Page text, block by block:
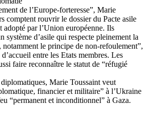
de l’Europe-forteresse”, Marie
comptent rouvrir le dossier du Pacte asile
adopté par l’Union européenne. Ils
système d’asile qui respecte pleinement la
le principe de non-refoulement”,
entre les Etats membres. Les
faire reconnaître le statut de “réfugié
Marie Toussaint veut
financier et militaire” à l’Ukraine
“permanent et inconditionnel” à Gaza.